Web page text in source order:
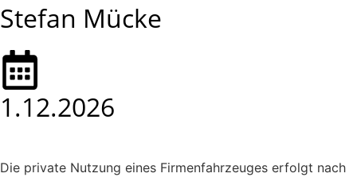
Stefan Mücke
1.12.2026
Die private Nutzung eines Firmenfahrzeuges erfolgt nach